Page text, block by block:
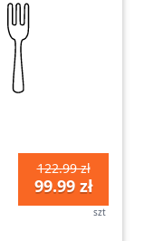
122.99 zł
99.99 zł
szt